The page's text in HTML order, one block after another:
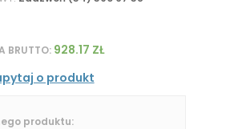
BRUTTO: 928.17 ZŁ
o produkt
produktu: